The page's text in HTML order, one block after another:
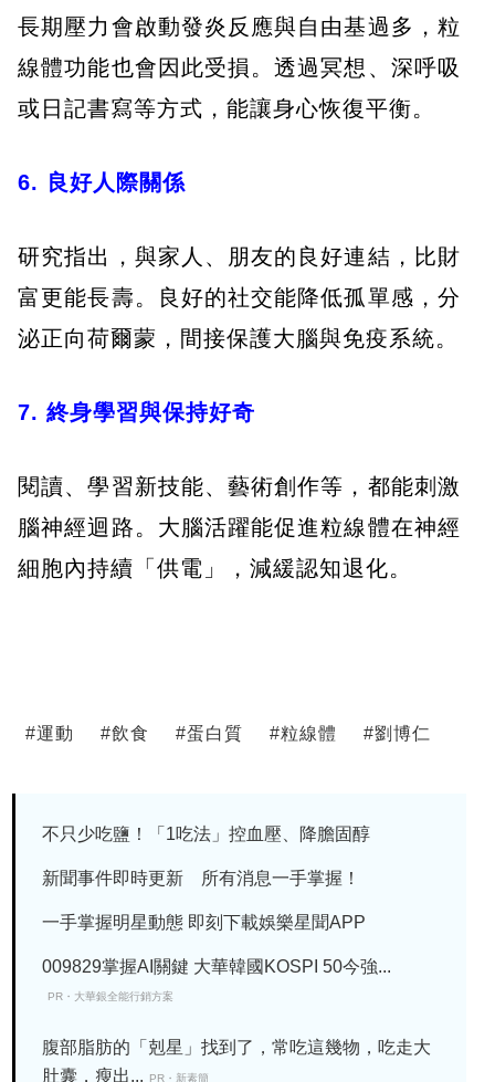
長期壓力會啟動發炎反應與自由基過多，粒
線體功能也會因此受損。透過冥想、深呼吸
或日記書寫等方式，能讓身心恢復平衡。
6. 良好人際關係
研究指出，與家人、朋友的良好連結，比財
富更能長壽。良好的社交能降低孤單感，分
泌正向荷爾蒙，間接保護大腦與免疫系統。
7. 終身學習與保持好奇
閱讀、學習新技能、藝術創作等，都能刺激
腦神經迴路。大腦活躍能促進粒線體在神經
細胞內持續「供電」，減緩認知退化。
#運動 #飲食 #蛋白質 #粒線體 #劉博仁
不只少吃鹽！「1吃法」控血壓、降膽固醇
新聞事件即時更新 所有消息一手掌握！
一手掌握明星動態 即刻下載娛樂星聞APP
009829掌握AI關鍵 大華韓國KOSPI 50今強...
PR・大華銀全能行銷方案
腹部脂肪的「剋星」找到了，常吃這幾物，吃走大
肚囊，瘦出...
PR・新素簡